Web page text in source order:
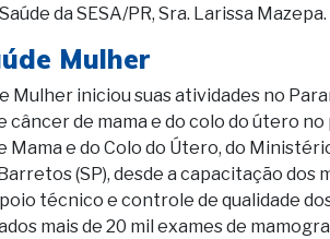
da SESA/PR, Sra. Larissa Mazepa.
Mulher
Mulher iniciou suas atividades no
câncer de mama e do colo do útero
Mama e do Colo do Útero, do
(SP), desde a capacitação dos
técnico e controle de qualidade
mais de 20 mil exames de